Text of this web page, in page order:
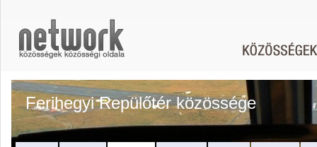
Ferihegyi Repülőtér közössége